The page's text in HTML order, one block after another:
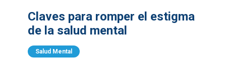
Claves para romper el estigma
de la salud mental
Salud Mental